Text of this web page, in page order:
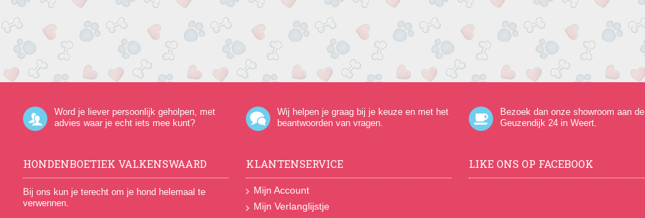
Word je liever persoonlijk geholpen, met
advies waar je echt iets mee kunt?
Wij helpen je graag bij je keuze en met het
beantwoorden van vragen.
Bezoek dan onze showroom aan de
Geuzendijk 24in Weert.
HONDENBOETIEK VALKENSWAARD
Bij ons kun je terecht om je hond helemaal te
verwennen.
KLANTENSERVICE
Mijn Account
Mijn Verlanglijstje
LIKE ONS OP FACEBOOK